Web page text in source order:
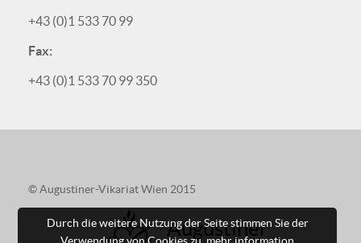
+43 (0)1 533 70 99
Fax:
+43 (0)1 533 70 99 350
© Augustiner-Vikariat Wien 2015
Augustiner
Durch die weitere Nutzung der Seite stimmen Sie der